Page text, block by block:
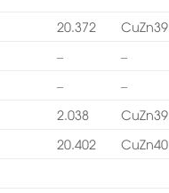
20.372
–
–
–
–
2.038
20.402